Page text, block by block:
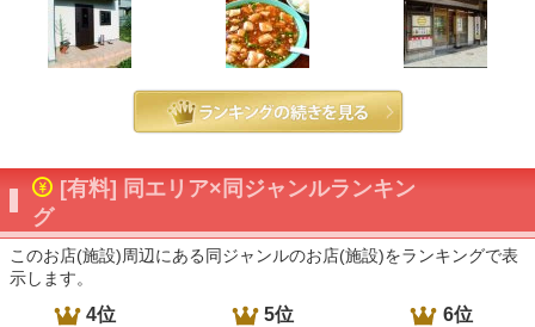
[有料] 同エリア×同ジャンルランキン
グ
このお店(施設)周辺にある同ジャンルのお店(施設)をランキングで表
示します。
4位 5位 6位